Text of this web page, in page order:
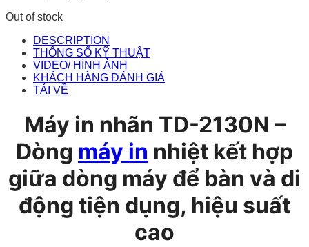
Out of stock
DESCRIPTION
THÔNG SỐ KỸ THUẬT
VIDEO/ HÌNH ẢNH
KHÁCH HÀNG ĐÁNH GIÁ
TẢI VỀ
Máy in nhãn TD-2130N –
Dòng máy in nhiệt kết hợp
giữa dòng máy để bàn và di
động tiện dụng, hiệu suất
cao